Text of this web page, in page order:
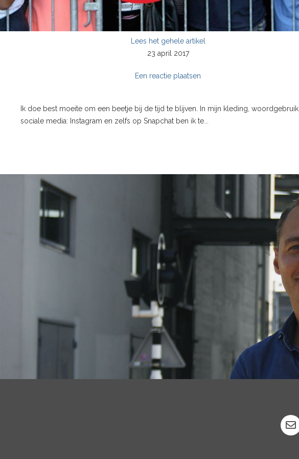
Lees het gehele artikel
23 april 2017
Een reactie plaatsen
Ik doe best moeite om een beetje bij de tijd te blijven. In mijn kleding, woordgebruik,
sociale media: Instagram en zelfs op Snapchat ben ik te...